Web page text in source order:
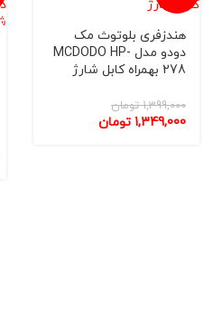
ناموجو
د
هندزفری بلوتوث مک
دودو مدل MCDODO HP-
278 بهمراه کابل شارژ
1,399,000 تومان
1,349,000 تومان